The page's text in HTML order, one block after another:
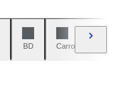
BD Carros e motos